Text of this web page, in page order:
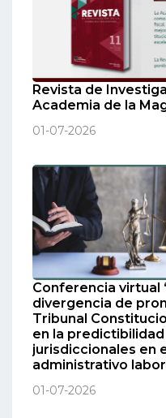
Revista de
Academia de la
01-07-2026
Conferencia virtual
divergencia de
Tribunal
en la
jurisdiccionales en
administrativo
01-07-2026